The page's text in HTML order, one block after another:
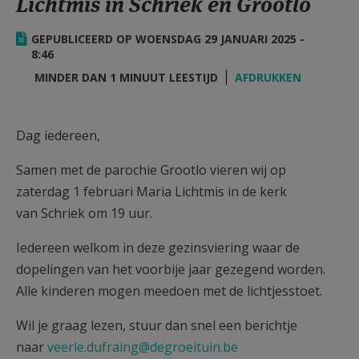
AANMELDEN OF REGISTREREN
GEPUBLICEERD OP WOENSDAG 29 JANUARI 2025 -
8:46
MINDER DAN 1 MINUUT LEESTIJD
AFDRUKKEN
Dag iedereen,
Samen met de parochie Grootlo vieren wij op
zaterdag 1 februari Maria Lichtmis in de kerk
van Schriek om 19 uur.
Iedereen welkom in deze gezinsviering waar de
dopelingen van het voorbije jaar gezegend worden.
Alle kinderen mogen meedoen met de lichtjesstoet.
Wil je graag lezen, stuur dan snel een berichtje
naarveerle.dufraing@degroeituin.be